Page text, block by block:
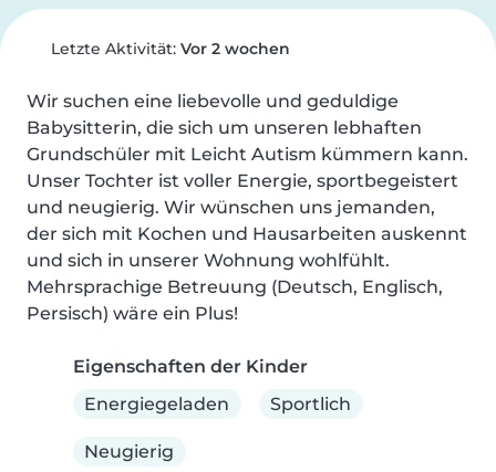
Letzte Aktivität: Vor 2 wochen
Wir suchen eine liebevolle und geduldige
Babysitterin, die sich um unseren lebhaften
Grundschüler mit Leicht Autism kümmern kann.
Unser Tochter ist voller Energie, sportbegeistert
und neugierig. Wir wünschen uns jemanden,
der sich mit Kochen und Hausarbeiten auskennt
und sich in unserer Wohnung wohlfühlt.
Mehrsprachige Betreuung (Deutsch, Englisch,
Persisch) wäre ein Plus!
Eigenschaften der Kinder
Energiegeladen
Sportlich
Neugierig